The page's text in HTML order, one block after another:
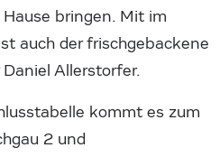
bringen. Mit im
auch der frischgebackene
Allerstorfer.
kommt es zum
2 und